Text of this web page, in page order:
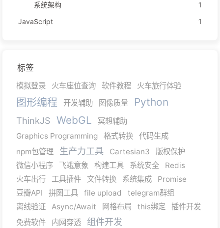
系统架构
1
JavaScript
1
标签
模拟登录 火车座位查询 软件教程 火车旅行体验
图形编程 开发辅助 图像质量 Python
ThinkJS WebGL
冥想辅助
Graphics Programming
格式转换
代码生成
npm包管理
生产力工具 Cartesian3
版权保护
微信小程序
飞蛾意象 构建工具 系统安全
Redis
火车出行
工具插件 文件转换 系统集成
Promise
豆瓣API
拼图工具 file upload
telegram群组
离线验证
Async/Await 网格布局 this绑定
插件开发
免费软件
内网穿透 组件开发